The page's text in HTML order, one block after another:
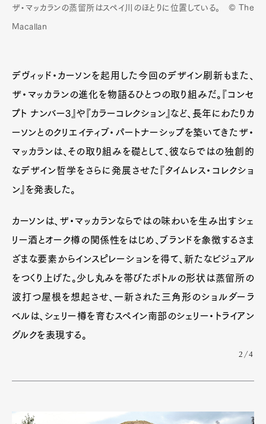
ザ・マッカランの蒸留所はスペイ川のほとりに位置している。 © The
Macallan
デヴィッド・カーソンを起用した今回のデザイン刷新もまた、
ザ・マッカランの進化を物語るひとつの取り組みだ。『コンセ
プト ナンバー3』や『カラーコレクション』など、長年にわたりカ
ーソンとのクリエイティブ・パートナーシップを築いてきたザ・
マッカランは、その取り組みを礎として、彼ならではの独創的
なデザイン哲学をさらに発展させた『タイムレス・コレクショ
ン』を発表した。
カーソンは、ザ・マッカランならではの味わいを生み出すシェ
リー酒とオーク樽の関係性をはじめ、ブランドを象徴するさま
ざまな要素からインスピレーションを得て、新たなビジュアル
をつくり上げた。少し丸みを帯びたボトルの形状は蒸留所の
波打つ屋根を想起させ、一新された三角形のショルダーラ
ベルは、シェリー樽を育むスペイン南部のシェリー・トライアン
グルクを表現する。
2/4